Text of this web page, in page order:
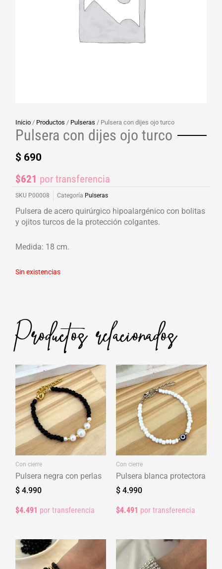
Inicio / Productos / Pulseras / Pulsera con dijes ojo turco
Pulsera con dijes ojo turco
$ 690
$621 por transferencia
SKU P00008 Categoría Pulseras
Pulsera de acero quirúrgico hipoalargénico con bolitas
y ojitos turcos de la protección colgantes.
Medida: 18 cm.
Sin existencias
Productos relacionados
Con cierre
Pulsera negra con perlas
$ 4.990
$4.491 por transferencia
Con cierre
Pulsera blanca protectora
$ 4.990
$4.491 por transferencia